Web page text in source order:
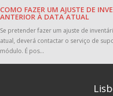
COMO FAZER UM AJUSTE DE
ANTERIOR À DATA ATUAL
Se pretender fazer um ajuste de
atual, deverá contactar o serviço de
módulo. É pos...